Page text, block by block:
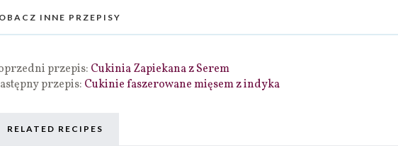
INNE PRZEPISY
przepis: Cukinia Zapiekana z Serem
przepis: Cukinie faszerowane mięsem z indyka
RELATED RECIPES